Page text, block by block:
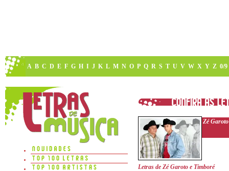
A B C D E F G H I J K L M N O P Q R S T U V W X Y Z 0/9
Zé
Letras de Zé Garoto e Timboré